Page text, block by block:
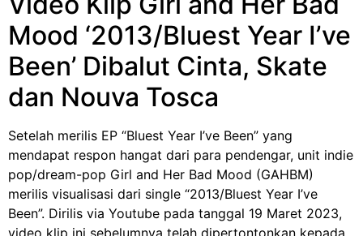
Mood ‘2013/Bluest Year I’ve
Been’ Dibalut Cinta, Skate
dan Nouva Tosca
Setelah merilis EP “Bluest Year I’ve Been” yang
mendapat respon hangat dari para pendengar, unit indie
pop/dream-pop Girl and Her Bad Mood (GAHBM)
merilis visualisasi dari single “2013/Bluest Year I’ve
Been”. Dirilis via Youtube pada tanggal 19 Maret 2023,